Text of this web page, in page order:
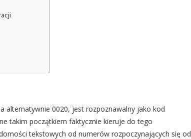
alternatywnie 0020, jest rozpoznawalny jako kod
takim początkiem faktycznie kieruje do tego
tekstowych od numerów rozpoczynających się od